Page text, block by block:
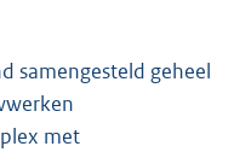
samengesteld geheel
met